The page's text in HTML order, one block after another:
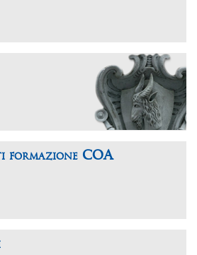
formazione COA